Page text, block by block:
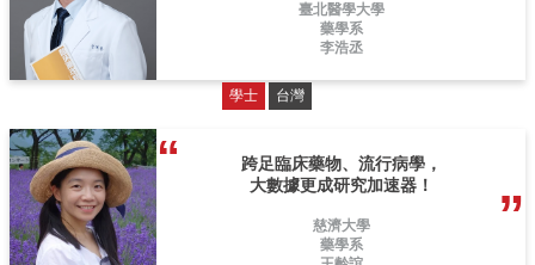
臺北醫學大學
藥學系
李浩丞
學士 台灣
跨足臨床藥物、流行病學，
大數據更成研究加速器！
慈濟大學
藥學系